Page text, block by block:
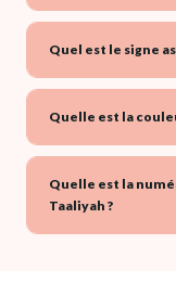
Quel est le signe
Quelle est la
Quelle est la
Taaliyah ?